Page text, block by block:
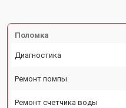
Поломка
Диагностика
Ремонт помпы
Ремонт счетчика воды